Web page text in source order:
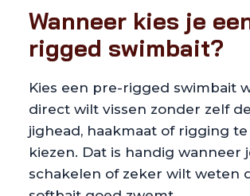
Wanneer kies je
rigged swimbait?
Kies een pre-rigged swimbait
direct wilt vissen zonder zelf
jighead, haakmaat of rigging
kiezen. Dat is handig wanneer
schakelen of zeker wilt weten